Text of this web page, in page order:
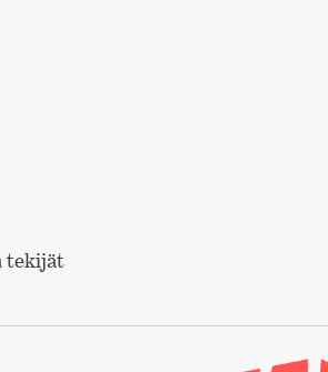
tekijät